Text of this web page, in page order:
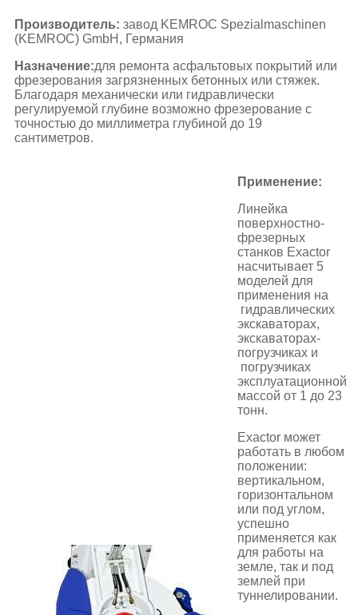
Производитель: завод KEMROC Spezialmaschinen
(KEMROC) GmbH, Германия
Назначение:для ремонта асфальтовых покрытий или
фрезерования загрязненных бетонных или стяжек.
Благодаря механически или гидравлически
регулируемой глубине возможно фрезерование с
точностью до миллиметра глубиной до 19
сантиметров.
Применение:
Линейка
поверхностно-
фрезерных
станков Exactor
насчитывает 5
моделей для
применения на
гидравлических
экскаваторах,
экскаваторах-
погрузчиках и
погрузчиках
эксплуатационной
массой от 1 до 23
тонн.
Exactor может
работать в любом
положении:
вертикальном,
горизонтальном
или под углом,
успешно
применяется как
для работы на
земле, так и под
землей при
туннелировании.